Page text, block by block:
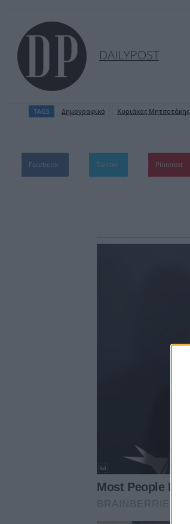
DAILYPOST
TAGS Δημογραφικό Κυριάκος Μητσοτάκης
Facebook Twitter Pinterest